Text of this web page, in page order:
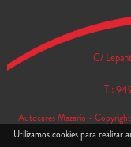
C/
T.:
Autocares Mazarío -
Utilizamos cookies para realizar